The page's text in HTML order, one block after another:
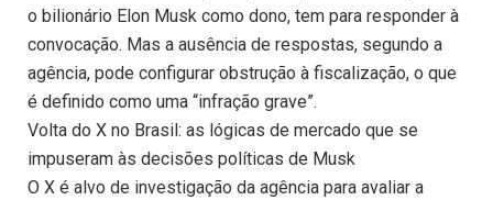
o bilionário Elon Musk como dono, tem para responder à
convocação. Mas a ausência de respostas, segundo a
agência, pode configurar obstrução à fiscalização, o que
é definido como uma “infração grave”.
Volta do X no Brasil: as lógicas de mercado que se
impuseram às decisões políticas de Musk
O X é alvo de investigação da agência para avaliar a